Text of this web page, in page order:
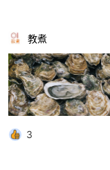
教煮
3